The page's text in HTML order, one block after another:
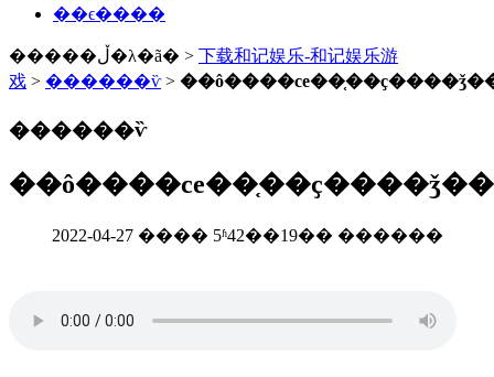
��ϵ����
�����ڵ�λ�ã� > 下载和记娱乐-和记娱乐游
戏 > ������ѷ>
������ѷ
2022-04-27 ���� 5ʱ42��19�� ������